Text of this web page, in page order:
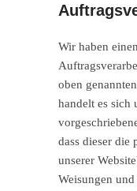
Wir haben
oben
handelt es sich
dass dieser die
unserer
Weisungen